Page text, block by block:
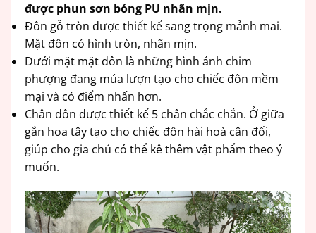
được phun sơn bóng PU nhãn mịn.
Đôn gỗ tròn được thiết kế sang trọng mảnh mai.
Mặt đôn có hình tròn, nhãn mịn.
Dưới mặt mặt đôn là những hình ảnh chim
phượng đang múa lượn tạo cho chiếc đôn mềm
mại và có điểm nhấn hơn.
Chân đôn được thiết kế 5 chân chắc chắn. Ở giữa
gắn hoa tây tạo cho chiếc đôn hài hoà cân đối,
giúp cho gia chủ có thể kê thêm vật phẩm theo ý
muốn.